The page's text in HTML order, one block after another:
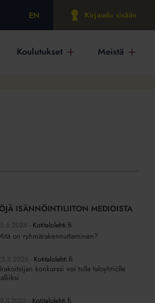
EN Kirjaudu sisään
Koulutukset Meistä
ISÄNNÖINTILIITON MEDIOISTA
Kotitalolehti.fi
on ryhmärakennuttaminen?
Kotitalolehti.fi
konkurssi voi tulla taloyhtiölle
Kotitalolehti.fi